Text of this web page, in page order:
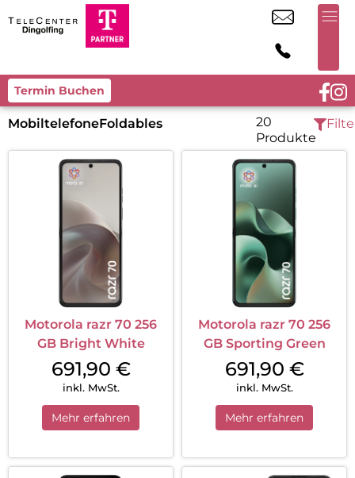
Termin Buchen
MobiltelefoneFoldables
20
Produkte
Motorola razr 70 256
GB Bright White
691,90 €
inkl. MwSt.
Mehr erfahren
Motorola razr 70 256
GB Sporting Green
691,90 €
inkl. MwSt.
Mehr erfahren